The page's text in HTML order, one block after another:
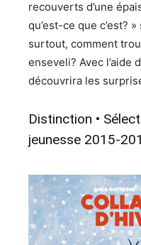
recouverts d’une
qu’est-ce que c’est?
surtout, comment
enseveli? Avec l’aide
découvrira les
Distinction •
jeunesse 2015-